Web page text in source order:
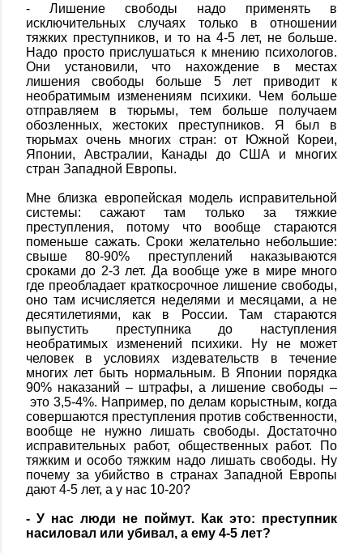
- Лишение свободы надо применять в
исключительных случаях только в отношении
тяжких преступников, и то на 4-5 лет, не больше.
Надо просто прислушаться к мнению психологов.
Они установили, что нахождение в местах
лишения свободы больше 5 лет приводит к
необратимым изменениям психики. Чем больше
отправляем в тюрьмы, тем больше получаем
обозленных, жестоких преступников. Я был в
тюрьмах очень многих стран: от Южной Кореи,
Японии, Австралии, Канады до США и многих
стран Западной Европы.
Мне близка европейская модель исправительной
системы: сажают там только за тяжкие
преступления, потому что вообще стараются
поменьше сажать. Сроки желательно небольшие:
свыше 80-90% преступлений наказываются
сроками до 2-3 лет. Да вообще уже в мире много
где преобладает краткосрочное лишение свободы,
оно там исчисляется неделями и месяцами, а не
десятилетиями, как в России. Там стараются
выпустить преступника до наступления
необратимых изменений психики. Ну не может
человек в условиях издевательств в течение
многих лет быть нормальным. В Японии порядка
90% наказаний – штрафы, а лишение свободы –
это 3,5-4%. Например, по делам корыстным, когда
совершаются преступления против собственности,
вообще не нужно лишать свободы. Достаточно
исправительных работ, общественных работ. По
тяжким и особо тяжким надо лишать свободы. Ну
почему за убийство в странах Западной Европы
дают 4-5 лет, а у нас 10-20?
- У нас люди не поймут. Как это: преступник
насиловал или убивал, а ему 4-5 лет?